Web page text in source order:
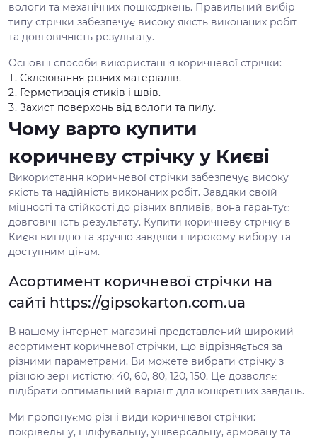
вологи та механічних пошкоджень. Правильний вибір
типу стрічки забезпечує високу якість виконаних робіт
та довговічність результату.
Основні способи використання коричневої стрічки:
Склеювання різних матеріалів.
Герметизація стиків і швів.
Захист поверхонь від вологи та пилу.
Чому варто купити
коричневу стрічку у Києві
Використання коричневої стрічки забезпечує високу
якість та надійність виконаних робіт. Завдяки своїй
міцності та стійкості до різних впливів, вона гарантує
довговічність результату. Купити коричневу стрічку в
Києві вигідно та зручно завдяки широкому вибору та
доступним цінам.
Асортимент коричневої стрічки на
сайті https://gipsokarton.com.ua
В нашому інтернет-магазині представлений широкий
асортимент коричневої стрічки, що відрізняється за
різними параметрами. Ви можете вибрати стрічку з
різною зернистістю: 40, 60, 80, 120, 150. Це дозволяє
підібрати оптимальний варіант для конкретних завдань.
Ми пропонуємо різні види коричневої стрічки:
покрівельну, шліфувальну, універсальну, армовану та